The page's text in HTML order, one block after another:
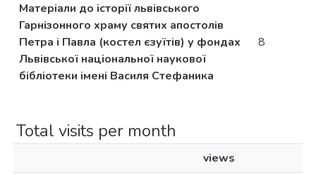
Матеріали до історії львівського
Гарнізонного храму святих апостолів
Петра і Павла (костел єзуїтів) у фондах
Львівської національної наукової
бібліотеки імені Василя Стефаника
8
Total visits per month
views